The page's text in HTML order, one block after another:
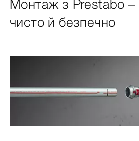
Монтаж з Prestabo
чисто й безпечно